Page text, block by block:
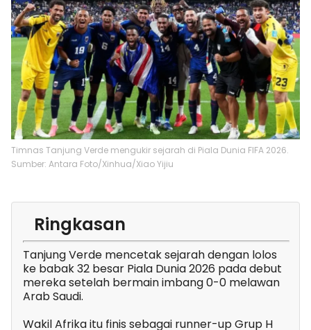
Timnas Tanjung Verde mengukir sejarah di Piala Dunia FIFA 2026.
Sumber: Antara Foto/Xinhua/Xiao Yijiu
Ringkasan
Tanjung Verde mencetak sejarah dengan lolos
ke babak 32 besar Piala Dunia 2026 pada debut
mereka setelah bermain imbang 0-0 melawan
Arab Saudi.
Wakil Afrika itu finis sebagai runner-up Grup H